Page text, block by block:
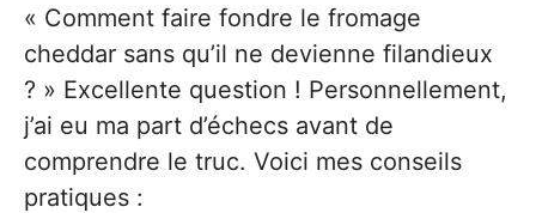
« Comment faire fondre le fromage
cheddar sans qu’il ne devienne filandieux
? » Excellente question ! Personnellement,
j’ai eu ma part d’échecs avant de
comprendre le truc. Voici mes conseils
pratiques :